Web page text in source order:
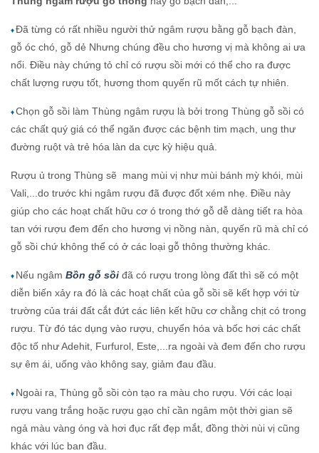
♦Đã từng có rất nhiều người thử ngâm rượu bằng gỗ bạch đàn,
gỗ óc chó, gỗ dẻ Nhưng chúng đều cho hương vị mà không ai ưa
nổi. Điều này chứng tỏ chỉ có rượu sồi mới có thể cho ra được
chất lượng rượu tốt, hương thom quyến rũ mốt cách tự nhiên.
♦Chọn gỗ sồi làm Thùng ngâm rượu là bởi trong Thùng gỗ sồi có
các chất quý giá có thể ngăn được các bệnh tim mạch, ung thư
đường ruột và trẻ hóa làn da cực kỳ hiệu quả.
Rượu ủ trong Thùng sẽ mang mùi vị như mùi bánh mỳ khói, mùi
Vali,...do trước khi ngâm rượu đã được đốt xém nhẹ. Điều này
giúp cho các hoạt chất hữu cơ ó trong thớ gỗ dễ dàng tiết ra hòa
tan với rượu đem đến cho hương vị nồng nàn, quyến rũ mà chỉ có
gỗ sồi chứ không thể có ở các loại gỗ thông thường khác.
♦ Nếu ngâm Bồn gỗ sồi đã có rượu trong lòng đất thì sẽ có một
diễn biến xảy ra đó là các hoạt chất của gỗ sồi sẽ kết hợp với từ
trường của trái đất cắt đứt các liên kết hữu cơ chằng chịt có trong
rượu. Từ đó tác dụng vào rượu, chuyển hóa và bốc hơi các chất
độc tố như Adehit, Furfurol, Este,...ra ngoài và đem đến cho rượu
sự êm ái, uống vào không say, giảm đau đầu.
♦ Ngoài ra, Thùng gỗ sồi còn tạo ra màu cho rượu. Với các loại
rượu vang trắng hoặc rượu gạo chỉ cần ngâm một thời gian sẽ
ngả màu vàng óng và hơi đục rất đẹp mắt, đồng thời nùi vị cũng
khác với lúc ban đầu.